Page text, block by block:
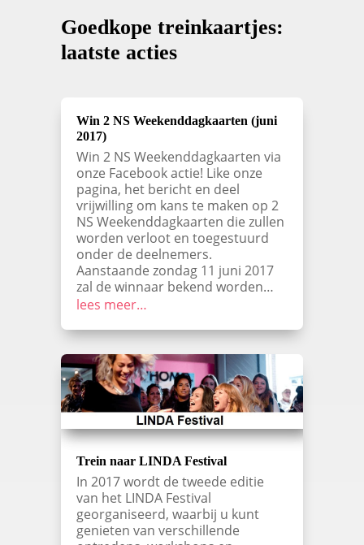
Goedkope treinkaartjes:
laatste acties
Win 2 NS Weekenddagkaarten (juni
2017)
Win 2 NS Weekenddagkaarten via
onze Facebook actie! Like onze
pagina, het bericht en deel
vrijwilling om kans te maken op 2
NS Weekenddagkaarten die zullen
worden verloot en toegestuurd
onder de deelnemers.
Aanstaande zondag 11 juni 2017
zal de winnaar bekend worden…
lees meer…
Trein naar LINDA Festival
In 2017 wordt de tweede editie
van het LINDA Festival
georganiseerd, waarbij u kunt
genieten van verschillende